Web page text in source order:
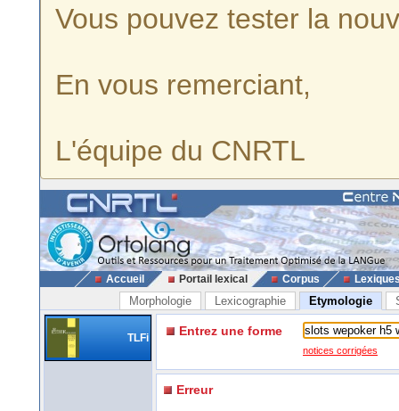
Vous pouvez tester la
En vous remerciant,
L'équipe du CNRTL
Accueil Portail lexical Corpus
Morphologie Lexicographie Etymologie
TLFi Entrez une forme
notices corrigées
Erreur